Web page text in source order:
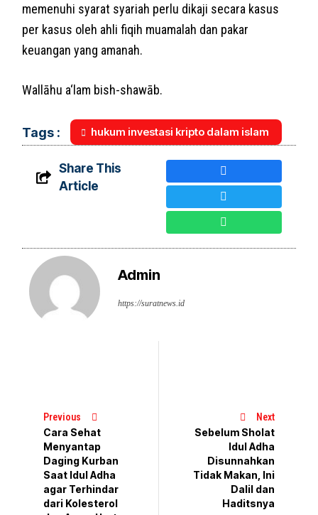
memenuhi syarat syariah perlu dikaji secara kasus
per kasus oleh ahli fiqih muamalah dan pakar
keuangan yang amanah.
Wallāhu a‘lam bish-shawāb.
Tags : hukum investasi kripto dalam islam
Share This
Article
Admin
https://suratnews.id
Previous
Cara Sehat
Menyantap
Daging Kurban
Saat Idul Adha
agar Terhindar
dari Kolesterol
Next
Sebelum Sholat
Idul Adha
Disunnahkan
Tidak Makan, Ini
Dalil dan
Haditsnya